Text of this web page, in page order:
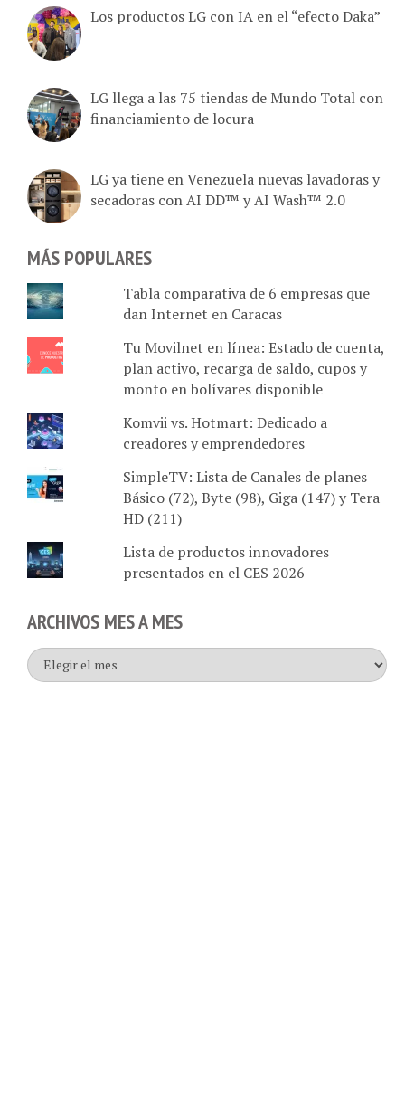
Los productos LG con IA en el “efecto Daka”
LG llega a las 75 tiendas de Mundo Total con
financiamiento de locura
LG ya tiene en Venezuela nuevas lavadoras y
secadoras con AI DD™ y AI Wash™ 2.0
MÁS POPULARES
Tabla comparativa de 6 empresas que
dan Internet en Caracas
Tu Movilnet en línea: Estado de cuenta,
plan activo, recarga de saldo, cupos y
monto en bolívares disponible
Komvii vs. Hotmart: Dedicado a
creadores y emprendedores
SimpleTV: Lista de Canales de planes
Básico (72), Byte (98), Giga (147) y Tera
HD (211)
Lista de productos innovadores
presentados en el CES 2026
ARCHIVOS MES A MES
Archivos
mes